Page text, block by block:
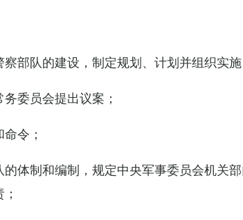
部队的建设，制定规划、计划并组织实
委员会提出议案；
令；
体制和编制，规定中央军事委员会机关